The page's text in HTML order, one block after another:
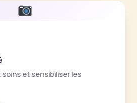
soins et sensibiliser les